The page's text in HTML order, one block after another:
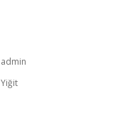
admin
Yiğit